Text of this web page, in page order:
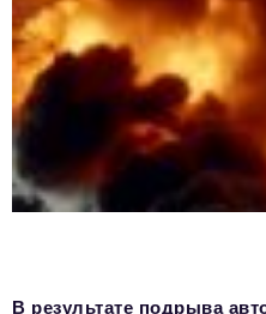
В результате подрыва